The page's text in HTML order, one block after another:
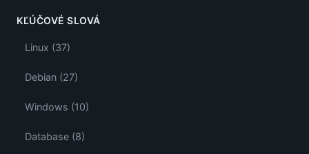
KĽÚČOVÉ SLOVÁ
Linux (37)
Debian (27)
Windows (10)
Database (8)